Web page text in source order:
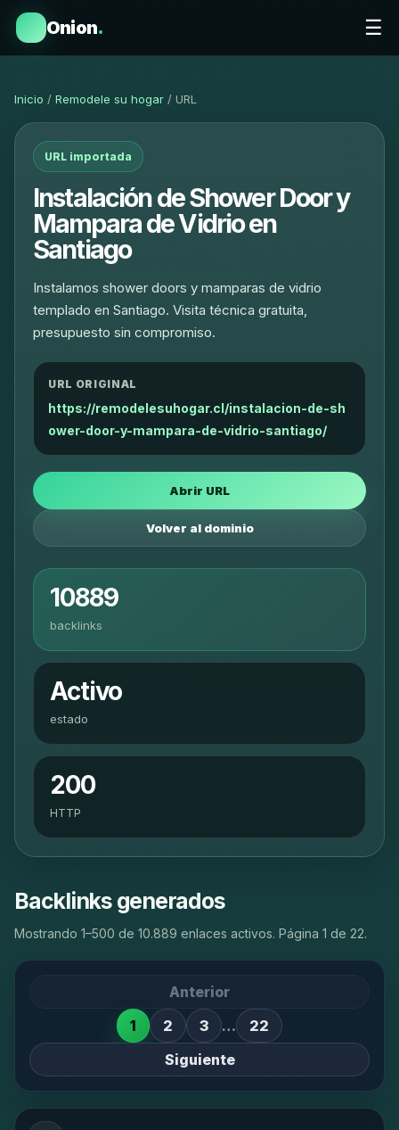
Onion. ☰
Inicio / Remodele su hogar / URL
URL importada
Instalación de Shower Door y
Mampara de Vidrio en
Santiago
Instalamos shower doors y mamparas de vidrio
templado en Santiago. Visita técnica gratuita,
presupuesto sin compromiso.
URL ORIGINAL
https://remodelesuhogar.cl/instalacion-de-sh
ower-door-y-mampara-de-vidrio-santiago/
Abrir URL
Volver al dominio
10889
backlinks
Activo
estado
200
HTTP
Backlinks generados
Mostrando 1–500 de 10.889 enlaces activos. Página 1 de 22.
Anterior
1
2 3 …
22
Siguiente